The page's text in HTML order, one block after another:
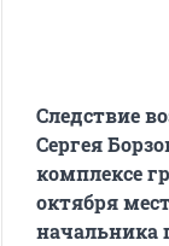
Следствие
Сергея
комплексе
октября
начальника